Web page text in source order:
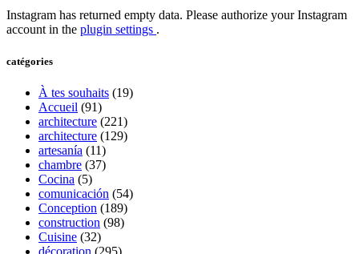
Instagram has returned empty data. Please authorize your Instagram
account in the plugin settings .
catégories
À tes souhaits (19)
Accueil (91)
architecture (221)
architecture (129)
artesanía (11)
chambre (37)
Cocina (5)
comunicación (54)
Conception (189)
construction (98)
Cuisine (32)
décoration (295)